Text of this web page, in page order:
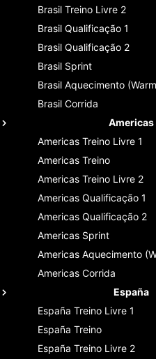
Brasil Treino Livre 2
Brasil Qualificação 1
Brasil Qualificação 2
Brasil Sprint
Brasil Aquecimento
Brasil Corrida
Americas
Americas Treino Livre 1
Americas Treino
Americas Treino Livre 2
Americas Qualificação 1
Americas Qualificação 2
Americas Sprint
Americas Aquecimento
Americas Corrida
España
España Treino Livre 1
España Treino
España Treino Livre 2